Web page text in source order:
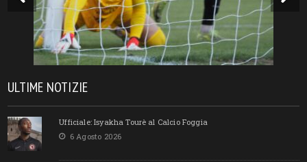
ULTIME NOTIZIE
Ufficiale: Isyakha Tourè al Calcio Foggia
6 Agosto 2026